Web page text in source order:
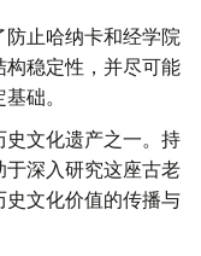
止哈纳卡和经学院
稳定性，并尽可能
础。
文化遗产之一。持
深入研究这座古老
文化价值的传播与